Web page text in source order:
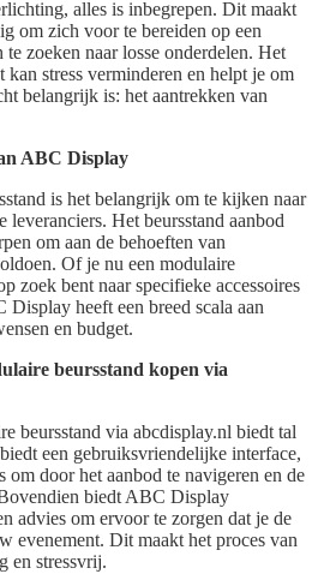
alles is inbegrepen. Dit maakt
om zich voor te bereiden op een
zoeken naar losse onderdelen. Het
kan stress verminderen en helpt je om
belangrijk is: het aantrekken van
ABC Display
is het belangrijk om te kijken naar
leveranciers. Het beursstand aanbod
om aan de behoeften van
Of je nu een modulaire
zoek bent naar specifieke accessoires
heeft een breed scala aan
en budget.
beursstand kopen via
beursstand via abcdisplay.nl biedt tal
een gebruiksvriendelijke interface,
door het aanbod te navigeren en de
biedt ABC Display
advies om ervoor te zorgen dat je de
evenement. Dit maakt het proces van
en stressvrij.